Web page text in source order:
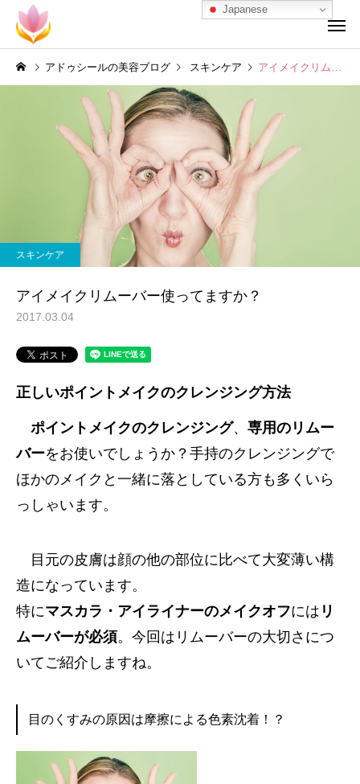
アドゥシールの美容ブログ スキンケア アイメイクリムーバー使ってますか？
スキンケア
アイメイクリムーバー使ってますか？
2017.03.04
正しいポイントメイクのクレンジング方法
ポイントメイクのクレンジング、 専用のリムー
バーをお使いでしょうか？手持のクレンジングで
ほかのメイクと一緒に落としている方も多くいら
っしゃいます。
目元の皮膚は顔の他の部位に比べて大変薄い構
造になっています。
特にマスカラ・アイライナーのメイクオフには リ
ムーバーが必須。今回はリムーバーの大切さにつ
いてご紹介しますね。
目のくすみの原因は摩擦による色素沈着！？
Japanese